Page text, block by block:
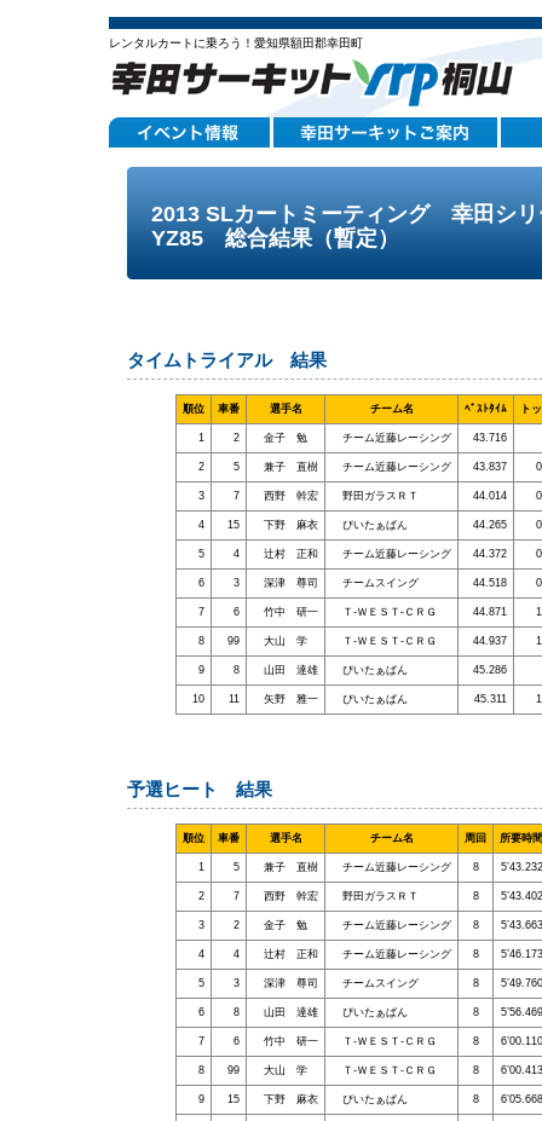
レンタルカートに乗ろう！愛知県額田郡幸田町
2013 SLカートミーティング 幸田シ
YZ85 総合結果（暫定）
タイムトライアル 結果
順位 車番 選手名 チーム名 ﾍﾞｽﾄﾀｲﾑ ト
1 2 金子 勉 チーム近藤レーシング 43.716
2 5 兼子 直樹 チーム近藤レーシング 43.837
3 7 西野 幹宏 野田ガラスＲＴ 44.014
4 15 下野 麻衣 ぴいたぁぱん 44.265
5 4 辻村 正和 チーム近藤レーシング 44.372
6 3 深津 尊司 チームスイング 44.518
7 6 竹中 研一 Ｔ-ＷＥＳＴ-ＣＲＧ 44.871
8 99 大山 学 Ｔ-ＷＥＳＴ-ＣＲＧ 44.937
9 8 山田 達雄 ぴいたぁぱん 45.286
10 11 矢野 雅一 ぴいたぁぱん 45.311
予選ヒート 結果
順位 車番 選手名 チーム名 周回 所要時間
1 5 兼子 直樹 チーム近藤レーシング 8 5’43.232
2 7 西野 幹宏 野田ガラスＲＴ 8 5’43.402
3 2 金子 勉 チーム近藤レーシング 8 5’43.663
4 4 辻村 正和 チーム近藤レーシング 8 5’46.173
5 3 深津 尊司 チームスイング 8 5’49.760
6 8 山田 達雄 ぴいたぁぱん 8 5’56.469
7 6 竹中 研一 Ｔ-ＷＥＳＴ-ＣＲＧ 8 6’00.110
8 99 大山 学 Ｔ-ＷＥＳＴ-ＣＲＧ 8 6’00.413
9 15 下野 麻衣 ぴいたぁぱん 8 6’05.668